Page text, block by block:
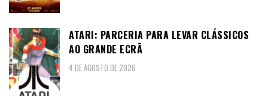
ATARI: PARCERIA PARA LEVAR CLÁSSICOS
AO GRANDE ECRÃ
4 DE AGOSTO DE 2026